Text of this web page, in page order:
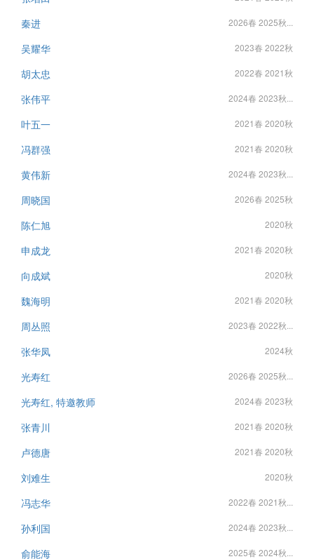
秦进 2026春 2025秋...
吴耀华 2023春 2022秋
胡太忠 2022春 2021秋
张伟平 2024春 2023秋...
叶五一 2021春 2020秋
冯群强 2021春 2020秋
黄伟新 2024春 2023秋...
周晓国 2026春 2025秋
陈仁旭 2020秋
申成龙 2021春 2020秋
向成斌 2020秋
魏海明 2021春 2020秋
周丛照 2023春 2022秋...
张华凤 2024秋
光寿红 2026春 2025秋...
光寿红, 特邀教师 2024春 2023秋
张青川 2021春 2020秋
卢德唐 2021春 2020秋
刘难生 2020秋
冯志华 2022春 2021秋...
孙利国 2024春 2023秋...
俞能海 2025春 2024秋...